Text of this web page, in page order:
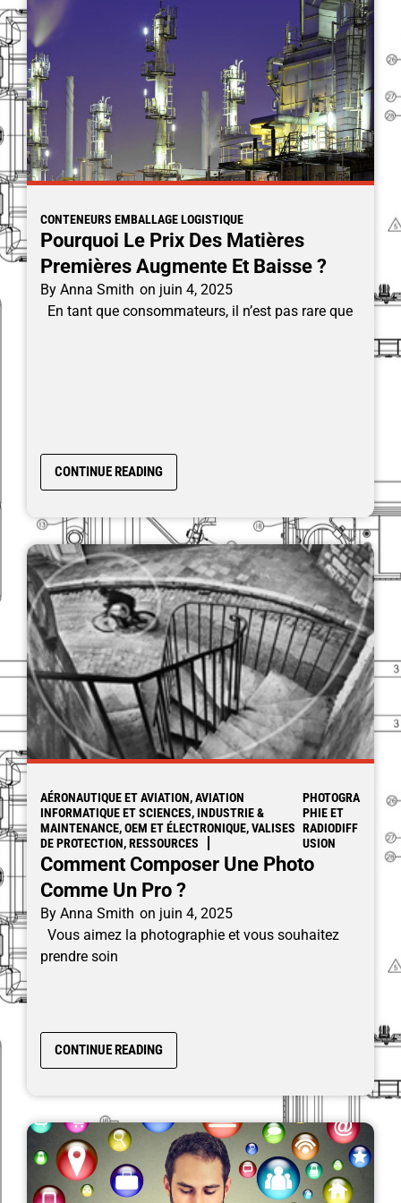
CONTENEURS EMBALLAGE LOGISTIQUE
Pourquoi Le Prix Des Matières
Premières Augmente Et Baisse ?
By Anna Smith on juin 4, 2025
En tant que consommateurs, il n’est pas rare que
CONTINUE READING
AÉRONAUTIQUE ET AVIATION, AVIATION
INFORMATIQUE ET SCIENCES, INDUSTRIE &
MAINTENANCE, OEM ET ÉLECTRONIQUE, VALISES
DE PROTECTION, RESSOURCES
PHOTOGRA
PHIE ET
RADIODIFF
USION
Comment Composer Une Photo
Comme Un Pro ?
By Anna Smith on juin 4, 2025
Vous aimez la photographie et vous souhaitez
prendre soin
CONTINUE READING